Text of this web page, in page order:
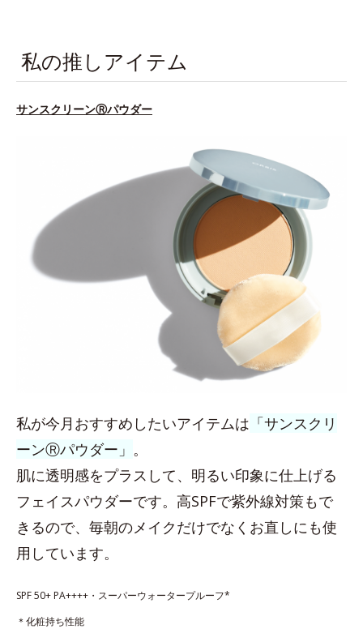
私の推しアイテム
サンスクリーンⓇパウダー
私が今月おすすめしたいアイテムは 「サンスクリ
ーンⓇパウダー」 。
肌に透明感をプラスして、明るい印象に仕上げる
フェイスパウダーです。高SPFで紫外線対策もで
きるので、毎朝のメイクだけでなくお直しにも使
用しています。
SPF 50+ PA++++・スーパーウォータープルーフ*
＊化粧持ち性能